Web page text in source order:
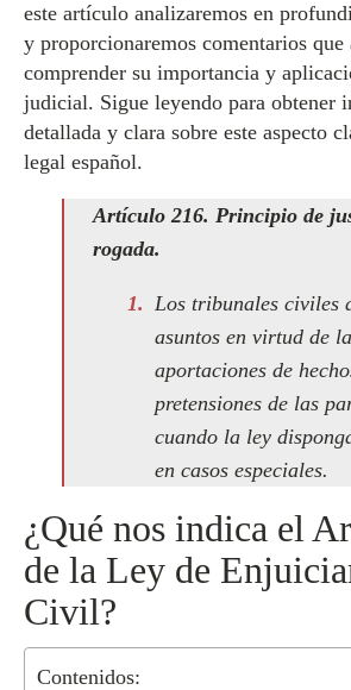
este artículo analizaremos en
y proporcionaremos comentarios que
comprender su importancia y
judicial. Sigue leyendo para obtener
detallada y clara sobre este aspecto
legal español.
Artículo 216. Principio de
rogada.
Los tribunales civiles
asuntos en virtud de
aportaciones de
pretensiones de las
cuando la ley
en casos especiales.
¿Qué nos indica el
de la Ley de
Civil?
Contenidos: